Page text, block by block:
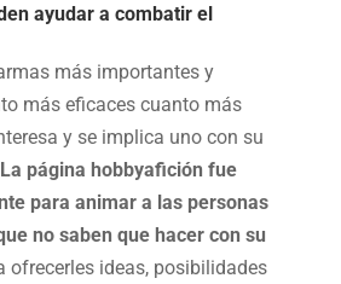
ayudar a combatir el
más importantes y
más eficaces cuanto más
y se implica uno con su
La página hobbyafición fue
para animar a las personas
no saben que hacer con su
ofrecerles ideas, posibilidades